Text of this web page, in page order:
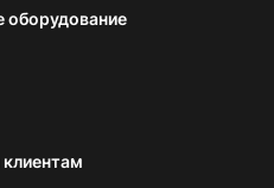
оборудование
клиентам